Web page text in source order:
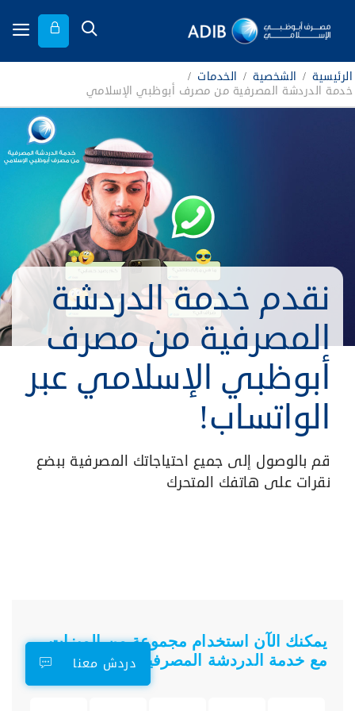
الرئيسية / الشخصية / الخدمات /
خدمة الدردشة المصرفية من مصرف أبوظبي الإسلامي
نقدم خدمة الدردشة
المصرفية من مصرف
أبوظبي الإسلامي عبر
الواتساب!
قم بالوصول إلى جميع احتياجاتك المصرفية ببضع
نقرات على هاتفك المتحرك
يمكنك الآن استخدام مجموعة من الميزات
مع خدمة الدردشة المصرفية:دردش معنا